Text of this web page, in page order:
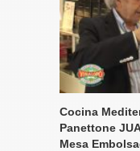
Cocina
Panettone
Mesa